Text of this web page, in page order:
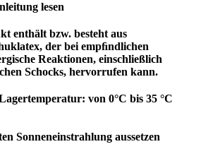
lesen
enthält bzw. besteht aus
der bei empﬁndlichen
Reaktionen, einschließlich
Schocks, hervorrufen kann.
von 0°C bis 35 °C
Sonneneinstrahlung aussetzen